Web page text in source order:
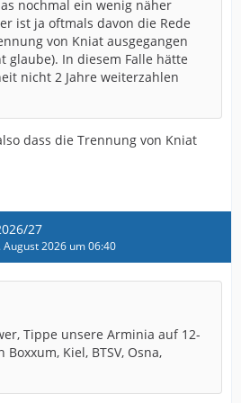
argumentiert.
damals tatsächlich
Wenn die Erfahrung
guter Absichten immer wieder
warum ihr diesen
bleibt für mich der
auch vernünftige Beiträge
können.
Ich werde vermutlich weiterhin
wichtig ist und ich ehrlich
zu diesem Forum
Bei manchen Themen wird
in den Fingern jucken,
da liegt mein Konflikt. Ich
Standpunkt nicht einfach
möchte auch nicht irgendwann
dieses Forum automatisch mit
nochmal ein wenig näher
ist ja oftmals davon die Rede
von Kniat ausgegangen
glaube). In diesem Falle hätte
nicht 2 Jahre weiterzahlen
dass die Trennung von Kniat
27
August 2026 um 06:40
Tippe unsere Arminia auf 12-
Kiel, BTSV, Osna,